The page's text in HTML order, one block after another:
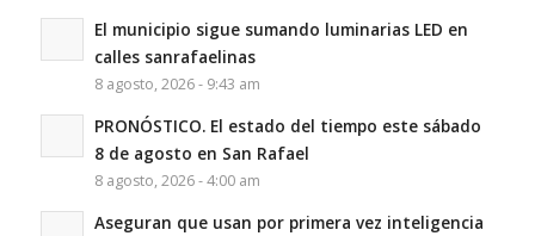
El municipio sigue sumando luminarias LED en
calles sanrafaelinas
8 agosto, 2026 - 9:43 am
PRONÓSTICO. El estado del tiempo este sábado
8 de agosto en San Rafael
8 agosto, 2026 - 4:00 am
Aseguran que usan por primera vez inteligencia